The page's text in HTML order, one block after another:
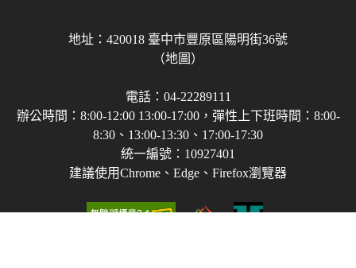
地址：420018 臺中市豐原區陽明街36號
（地圖）
電話：04-22289111
辦公時間：8:00-12:00 13:00-17:00，彈性上下班時間：8:00-
8:30、13:00-13:30、17:00-17:30
統一編號：10927401
建議使用Chrome、Edge、Firefox瀏覽器